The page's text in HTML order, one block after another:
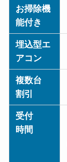
お掃除機
能付き
埋込型エ
アコン
複数台
割引
受付
時間